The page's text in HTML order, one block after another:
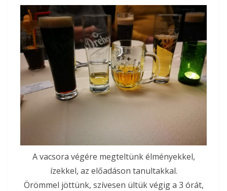
A vacsora végére megteltünk élményekkel,
ízekkel, az előadáson tanultakkal.
Örömmel jöttünk, szívesen ültük végig a 3 órát,